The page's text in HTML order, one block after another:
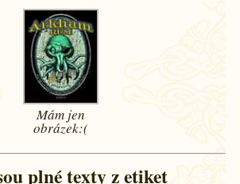
Mám jen
obrázek:(
plné texty z etiket